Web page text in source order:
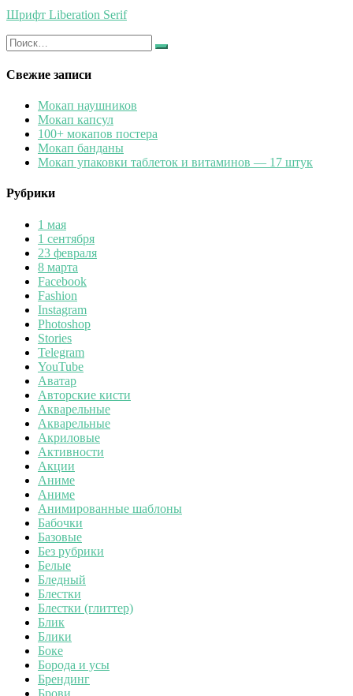
Шрифт Liberation Serif
Искать:
Найти
Свежие записи
Мокап наушников
Мокап капсул
100+ мокапов постера
Мокап банданы
Мокап упаковки таблеток и витаминов — 17 штук
Рубрики
1 мая
1 сентября
23 февраля
8 марта
Facebook
Fashion
Instagram
Photoshop
Stories
Telegram
YouTube
Аватар
Авторские кисти
Акварельные
Акварельные
Акриловые
Активности
Акции
Аниме
Аниме
Анимированные шаблоны
Бабочки
Базовые
Без рубрики
Белые
Бледный
Блестки
Блестки (глиттер)
Блик
Блики
Боке
Борода и усы
Брендинг
Брови